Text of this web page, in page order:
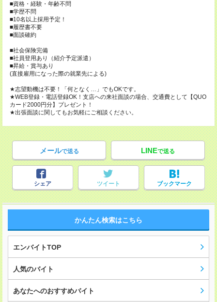
■資格・経験・年齢不問
■学歴不問
■10名以上採用予定！
■履歴書不要
■面談確約
■社会保険完備
■社員登用あり（紹介予定派遣）
■昇給・賞与あり
(直接雇用になった際の就業先による)
★志望動機は不要！「何となく…」でもOKです。
★WEB登録・電話登録OK！支店への来社面談の場合、交通費として【QUO
カード2000円分】プレゼント！
★出張面談に関してもお気軽にご相談ください。
メールで送る LINEで送る
シェア ツイート ブックマーク
かんたん検索はこちら
エンバイトTOP
人気のバイト
あなたへのおすすめバイト